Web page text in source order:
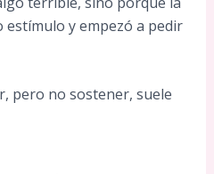
y empezó a pedir
pero no sostener, suele